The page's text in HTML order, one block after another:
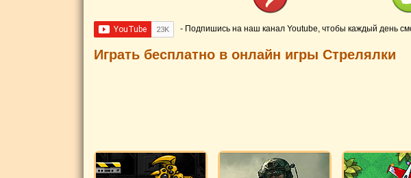
- Подпишись на наш канал Youtube, чтобы каждый день
Играть бесплатно в онлайн игры Стрелялки